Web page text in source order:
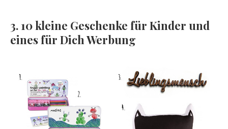
3. 10 kleine Geschenke für Kinder und
eines für Dich Werbung